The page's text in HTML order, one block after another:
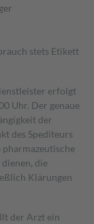
stets Etikett
erfolgt
Uhr. Der genaue
der
des Spediteurs
die
Klärungen
der Arzt ein